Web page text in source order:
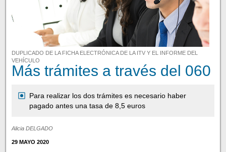
DUPLICADO DE LA FICHA ELECTRÓNICA DE LA ITV Y EL INFORME DEL
VEHÍCULO
Más trámites a través del 060
Para realizar los dos trámites es necesario haber
pagado antes una tasa de 8,5 euros
Alicia DELGADO
29 MAYO 2020